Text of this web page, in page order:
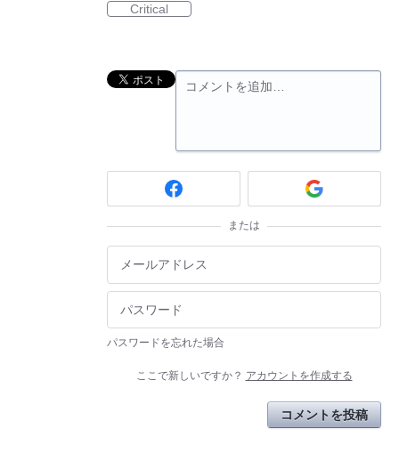
Critical
コメントを追加…
または
パスワードを忘れた場合
ここで新しいですか？ アカウントを作成する
コメントを投稿